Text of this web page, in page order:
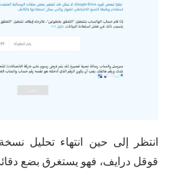
انتظر إلى حين انتهاء تحليل
قوقل درايف، فهو يستغرق بضع